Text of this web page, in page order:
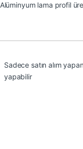
Alüminyum lama profil
Sadece satın alım
yapabilir